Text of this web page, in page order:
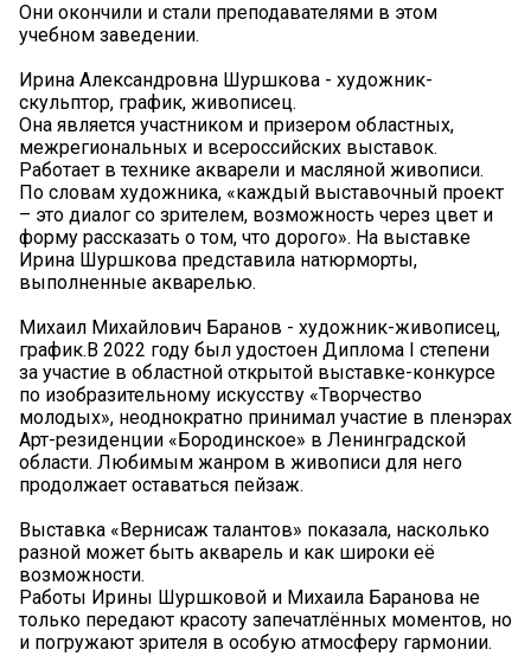
Они окончили и стали преподавателями в этом
учебном заведении.
Ирина Александровна Шуршкова - художник-
скульптор, график, живописец.
Она является участником и призером областных,
межрегиональных и всероссийских выставок.
Работает в технике акварели и масляной живописи.
По словам художника, «каждый выставочный проект
– это диалог со зрителем, возможность через цвет и
форму рассказать о том, что дорого». На выставке
Ирина Шуршкова представила натюрморты,
выполненные акварелью.
Михаил Михайлович Баранов - художник-живописец,
график.В 2022 году был удостоен Диплома I степени
за участие в областной открытой выставке-конкурсе
по изобразительному искусству «Творчество
молодых», неоднократно принимал участие в пленэрах
Арт-резиденции «Бородинское» в Ленинградской
области. Любимым жанром в живописи для него
продолжает оставаться пейзаж.
Выставка «Вернисаж талантов» показала, насколько
разной может быть акварель и как широки её
возможности.
Работы Ирины Шуршковой и Михаила Баранова не
только передают красоту запечатлённых моментов, но
и погружают зрителя в особую атмосферу гармонии.